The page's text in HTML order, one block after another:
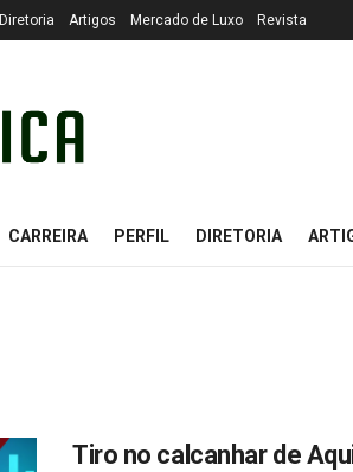
Diretoria Artigos Mercado de Luxo Revista
CARREIRA PERFIL DIRETORIA
Tiro no calcanhar de